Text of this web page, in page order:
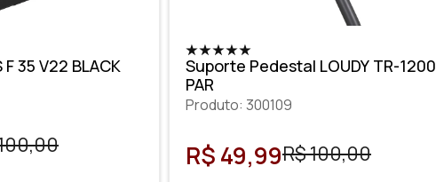
35 V22 BLACK
Suporte Pedestal LOUDY TR-1200
PAR
Produto: 300109
R$ 49,99R$ 100,00